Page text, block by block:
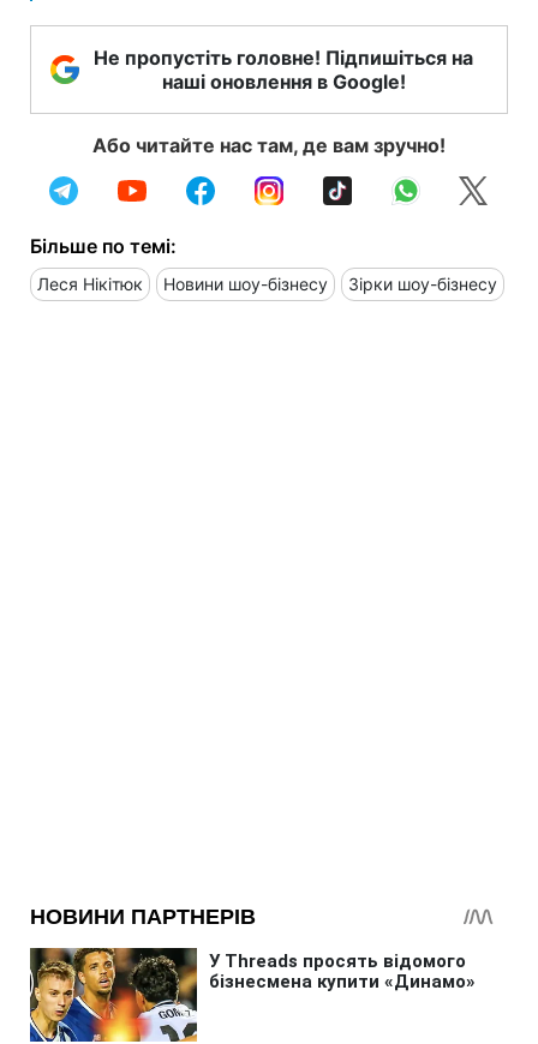
Не пропустіть головне! Підпишіться на
наші оновлення в Google!
Або читайте нас там, де вам зручно!
Більше по темі:
Леся Нікітюк Новини шоу-бізнесу Зірки шоу-бізнесу